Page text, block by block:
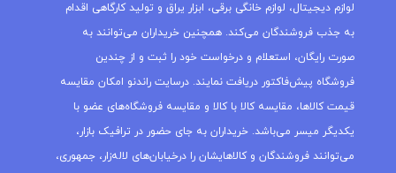
لوازم دیجیتال، لوازم خانگی برقی، ابزار یراق و تولید کارگاهی اقدام
به جذب فروشندگان می‌کند. همچنین خریداران می‌توانند به
صورت رایگان، استعلام و درخواست خود را ثبت و از چندین
فروشگاه پیش‌فاکتور دریافت نمایند. درسایت راندنو امکان مقایسه
قیمت کالاها، مقایسه کالا با کالا و مقایسه فروشگاه‌های عضو با
یکدیگر میسر می‌باشد. خریداران به جای حضور در ترافیک بازار،
می‌توانند فروشندگان و کالاهایشان را درخیابان‌های لاله‌زار، جمهوری،